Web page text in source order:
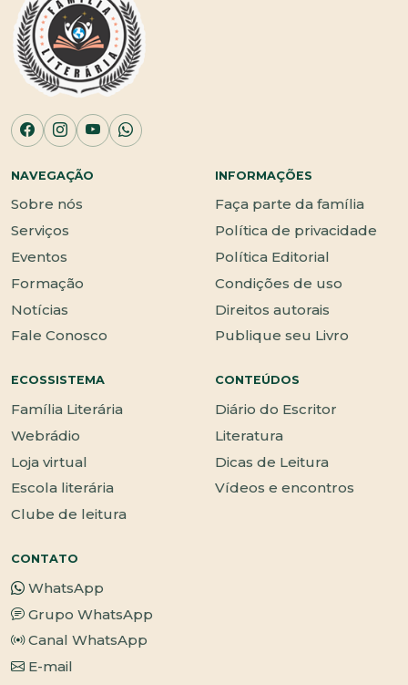
NAVEGAÇÃO
Sobre nós
Serviços
Eventos
Formação
Notícias
Fale Conosco
INFORMAÇÕES
Faça parte da família
Política de privacidade
Política Editorial
Condições de uso
Direitos autorais
Publique seu Livro
ECOSSISTEMA
Família Literária
Webrádio
Loja virtual
Escola literária
Clube de leitura
CONTEÚDOS
Diário do Escritor
Literatura
Dicas de Leitura
Vídeos e encontros
CONTATO
WhatsApp
Grupo WhatsApp
Canal WhatsApp
E-mail